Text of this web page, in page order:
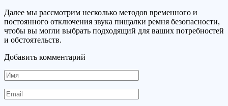
Далее мы рассмотрим несколько методов временного и
постоянного отключения звука пищалки ремня безопасности,
чтобы вы могли выбрать подходящий для ваших потребностей
и обстоятельств.
Добавить комментарий
Имя
Email